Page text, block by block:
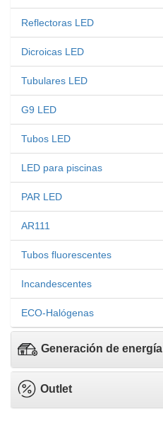
Reflectoras LED
Dicroicas LED
Tubulares LED
G9 LED
Tubos LED
LED para piscinas
PAR LED
AR111
Tubos fluorescentes
Incandescentes
ECO-Halógenas
Generación de energía
Outlet